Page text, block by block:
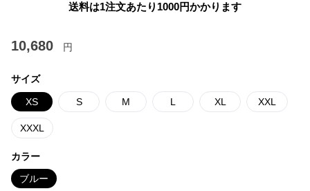
送料は1注文あたり 1000円かかります
10,680 円
サイズ
XS S M L XL XXL
XXXL
カラー
ブルー